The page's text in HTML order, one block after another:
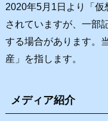
2020年5月1日より「
されていますが、一部
する場合があります。
産」を指します。
メディア紹介